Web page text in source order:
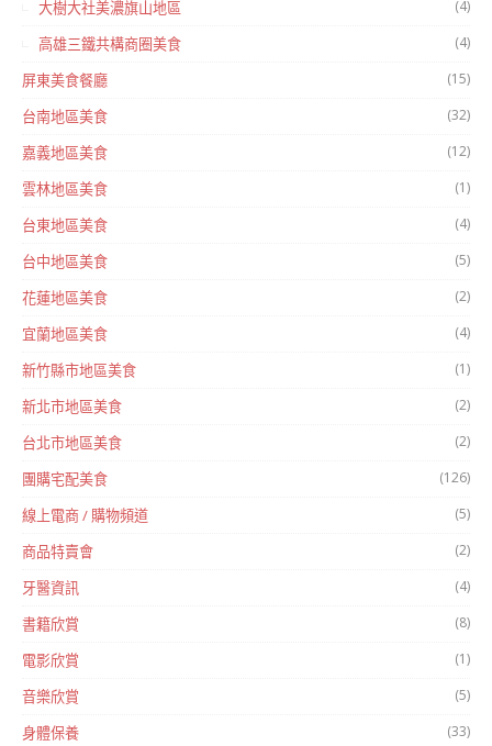
大樹大社美濃旗山地區 (4)
高雄三鐵共構商圈美食 (4)
屏東美食餐廳 (15)
台南地區美食 (32)
嘉義地區美食 (12)
雲林地區美食 (1)
台東地區美食 (4)
台中地區美食 (5)
花蓮地區美食 (2)
宜蘭地區美食 (4)
新竹縣市地區美食 (1)
新北市地區美食 (2)
台北市地區美食 (2)
團購宅配美食 (126)
線上電商 / 購物頻道 (5)
商品特賣會 (2)
牙醫資訊 (4)
書籍欣賞 (8)
電影欣賞 (1)
音樂欣賞 (5)
身體保養 (33)